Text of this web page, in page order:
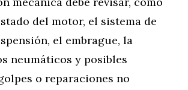
del motor, el sistema de
el embrague, la
neumáticos y posibles
o reparaciones no